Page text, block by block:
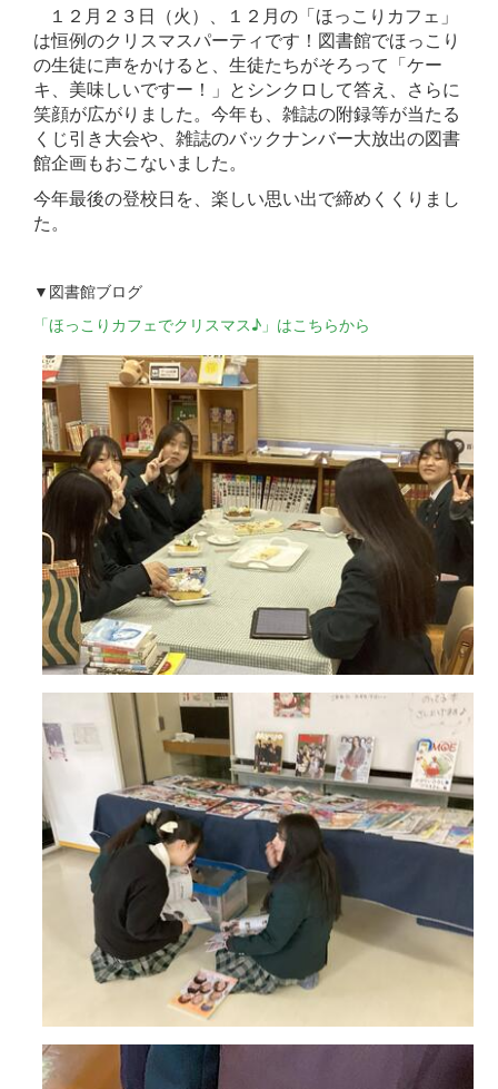
１２月２３日（火）、１２月の「ほっこりカフェ」
は恒例のクリスマスパーティです！図書館でほっこり
の生徒に声をかけると、生徒たちがそろって「ケー
キ、美味しいですー！」とシンクロして答え、さらに
笑顔が広がりました。今年も、雑誌の附録等が当たる
くじ引き大会や、雑誌のバックナンバー大放出の図書
館企画もおこないました。
今年最後の登校日を、楽しい思い出で締めくくりまし
た。
▼図書館ブログ
「ほっこりカフェでクリスマス♪」はこちらから